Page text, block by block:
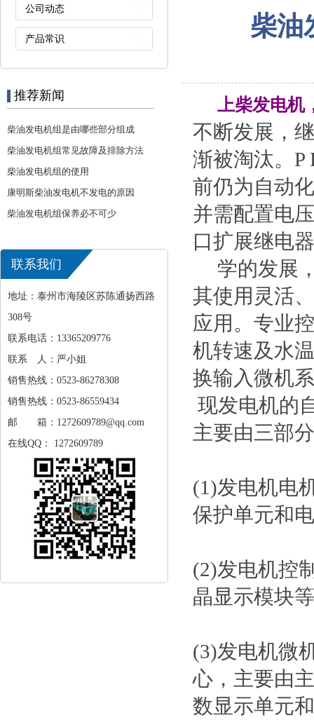
公司动态
产品常识
推荐新闻
柴油发电机组是由哪些部分组成
柴油发电机组常见故障及排除方法
柴油发电机组的使用
康明斯柴油发电机不发电的原因
柴油发电机组保养必不可少
联系我们
地址：泰州市海陵区苏陈通扬西路
308号
联系电话：13365209776
联系 人：严小姐
销售热线：0523-86278308
销售热线：0523-86559434
邮 箱：1272609789@qq.com
在线QQ： 1272609789
柴油
上柴发电机
不断发展，
渐被淘汰。P
前仍为自动
并需配置电
口扩展继电
学的发展
其使用灵活
应用。专业
机转速及水
换输入微机
现发电机的
主要由三部
(1)发电机电
保护单元和
(2)发电机控
晶显示模块
(3)发电机微
心，主要由
数显示单元